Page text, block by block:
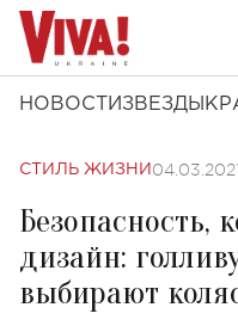
НОВОСТИ ЗВЕЗДЫ
СТИЛЬ ЖИЗНИ
Безопасность,
дизайн:
выбирают